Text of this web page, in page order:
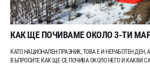
КАК ЩЕ ПОЧИВАМЕ ОКОЛО 3-ТИ
КАТО НАЦИОНАЛЕН ПРАЗНИК, ТОВА Е И НЕРАБОТЕН ДЕН,
ВЪПРОСИТЕ КАК ЩЕ СЕ ПОЧИВА ОКОЛО НЕГО И КАКВИ